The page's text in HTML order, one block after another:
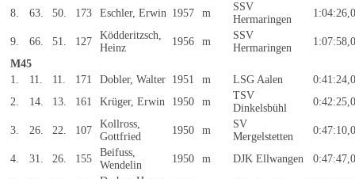
8. 63. 50. 173 Eschler, Erwin 1957 m
SSV
Hermaringen
9. 66. 51. 127
Ködderitzsch,
Heinz
1956 m
SSV
Hermaringen
M45
1.
11. 11. 171 Dobler, Walter 1951 m LSG Aalen
2.
14. 13. 161 Krüger, Erwin 1950 m
TSV
Dinkelsbühl
3. 26. 22. 107
Kollross,
Gottfried
1950 m
SV
Mergelstetten
4. 31. 26. 155
Beifuss,
Wendelin
1950 m DJK Ellwangen